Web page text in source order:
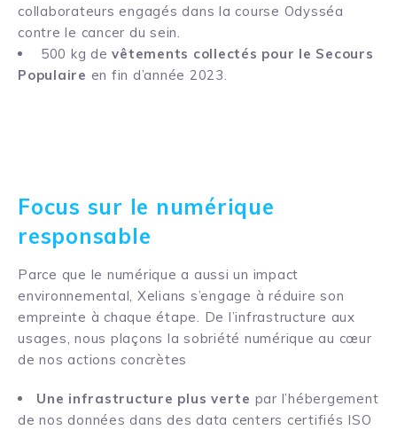
collaborateurs engagés dans la course Odysséa
contre le cancer du sein.
500 kg devêtements collectés pour le Secours
Populaire en fin d’année 2023.
Focus sur le numérique
responsable
Parce que le numérique a aussi un impact
environnemental, Xelians s’engage à réduire son
empreinte à chaque étape. De l’infrastructure aux
usages, nous plaçons la sobriété numérique au cœur
de nos actions concrètes
Une infrastructure plus verte par l’hébergement
de nos données dans des data centers certifiés ISO